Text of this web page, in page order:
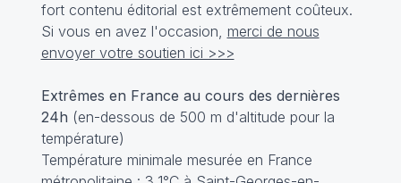
fort contenu éditorial est extrêmement coûteux.
Si vous en avez l'occasion, merci de nous
envoyer votre soutien ici >>>
Extrêmes en France au cours des dernières
24h (en-dessous de 500 m d'altitude pour la
température)
Température minimale mesurée en France